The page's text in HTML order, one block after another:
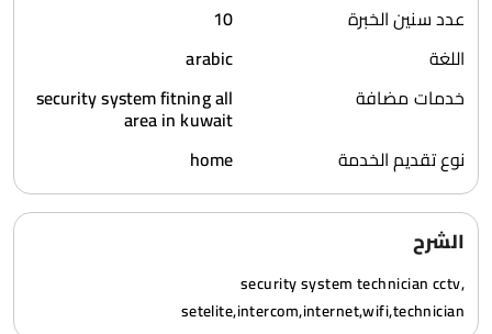
عدد سنين الخبرة
10
اللغة
arabic
خدمات مضافة
security system fitning all
area in kuwait
نوع تقديم الخدمة
home
الشرح
security system technician cctv,
setelite,intercom,internet,wifi,technician